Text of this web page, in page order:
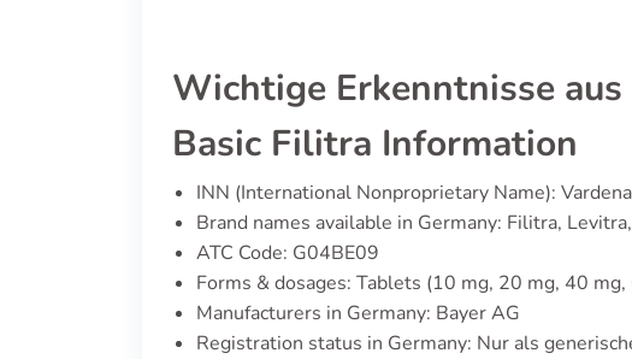
Wichtige Erkenntnisse
Basic Filitra Information
INN (International Nonproprietary Name):
Brand names available in Germany: Filitra,
ATC Code: G04BE09
Forms & dosages: Tablets (10 mg, 20 mg, 40 mg,
Manufacturers in Germany: Bayer AG
Registration status in Germany: Nur als